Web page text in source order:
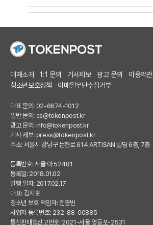
매체소개 1:1 문의 기사제보 광고 문의 이용약관
청소년보호정책
이메일무단수집거부
대표 문의: 02-6674-1012
일반 문의: cs@tokenpost.kr
광고 문의: info@tokenpost.kr
기사 제보: press@tokenpost.kr
주소: 서울시 강남구 논현로 614 ARTISAN 빌딩 6층, 7층
등록번호: 서울 아 52481
등록일: 2018.01.02
발행 일자: 2017.02.17
대표: 김지호
청소년 보호 책임자: 전영빈
사업자 등록번호: 232-88-00885
통신판매업신고번호: 2021-서울 영등포-2531